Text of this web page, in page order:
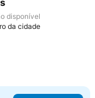
favoritos
disponível
da cidade